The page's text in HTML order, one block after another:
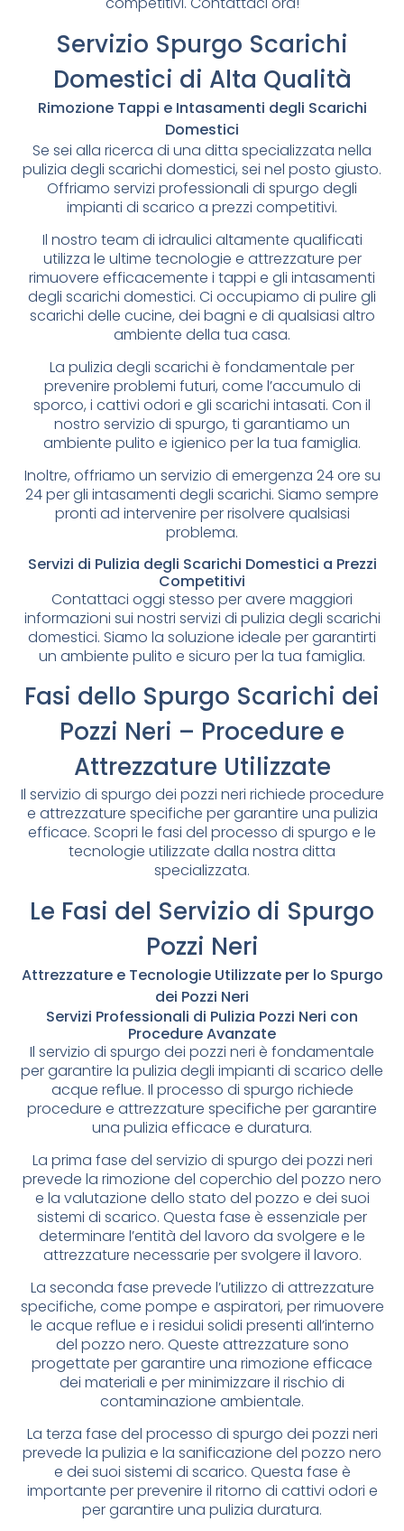
Servizio Spurgo Scarichi
Domestici di Alta Qualità
Rimozione Tappi e Intasamenti degli Scarichi
Domestici
Se sei alla ricerca di una ditta specializzata nella
pulizia degli scarichi domestici, sei nel posto giusto.
Offriamo servizi professionali di spurgo degli
impianti di scarico a prezzi competitivi.
Il nostro team di idraulici altamente qualificati
utilizza le ultime tecnologie e attrezzature per
rimuovere efficacemente i tappi e gli intasamenti
degli scarichi domestici. Ci occupiamo di pulire gli
scarichi delle cucine, dei bagni e di qualsiasi altro
ambiente della tua casa.
La pulizia degli scarichi è fondamentale per
prevenire problemi futuri, come l’accumulo di
sporco, i cattivi odori e gli scarichi intasati. Con il
nostro servizio di spurgo, ti garantiamo un
ambiente pulito e igienico per la tua famiglia.
Inoltre, offriamo un servizio di emergenza 24 ore su
24 per gli intasamenti degli scarichi. Siamo sempre
pronti ad intervenire per risolvere qualsiasi
problema.
Servizi di Pulizia degli Scarichi Domestici a Prezzi
Competitivi
Contattaci oggi stesso per avere maggiori
informazioni sui nostri servizi di pulizia degli scarichi
domestici. Siamo la soluzione ideale per garantirti
un ambiente pulito e sicuro per la tua famiglia.
Fasi dello Spurgo Scarichi dei
Pozzi Neri – Procedure e
Attrezzature Utilizzate
Il servizio di spurgo dei pozzi neri richiede procedure
e attrezzature specifiche per garantire una pulizia
efficace. Scopri le fasi del processo di spurgo e le
tecnologie utilizzate dalla nostra ditta
specializzata.
Le Fasi del Servizio di Spurgo
Pozzi Neri
Attrezzature e Tecnologie Utilizzate per lo Spurgo
dei Pozzi Neri
Servizi Professionali di Pulizia Pozzi Neri con
Procedure Avanzate
Il servizio di spurgo dei pozzi neri è fondamentale
per garantire la pulizia degli impianti di scarico delle
acque reflue. Il processo di spurgo richiede
procedure e attrezzature specifiche per garantire
una pulizia efficace e duratura.
La prima fase del servizio di spurgo dei pozzi neri
prevede la rimozione del coperchio del pozzo nero
e la valutazione dello stato del pozzo e dei suoi
sistemi di scarico. Questa fase è essenziale per
determinare l’entità del lavoro da svolgere e le
attrezzature necessarie per svolgere il lavoro.
La seconda fase prevede l’utilizzo di attrezzature
specifiche, come pompe e aspiratori, per rimuovere
le acque reflue e i residui solidi presenti all’interno
del pozzo nero. Queste attrezzature sono
progettate per garantire una rimozione efficace
dei materiali e per minimizzare il rischio di
contaminazione ambientale.
La terza fase del processo di spurgo dei pozzi neri
prevede la pulizia e la sanificazione del pozzo nero
e dei suoi sistemi di scarico. Questa fase è
importante per prevenire il ritorno di cattivi odori e
per garantire una pulizia duratura.